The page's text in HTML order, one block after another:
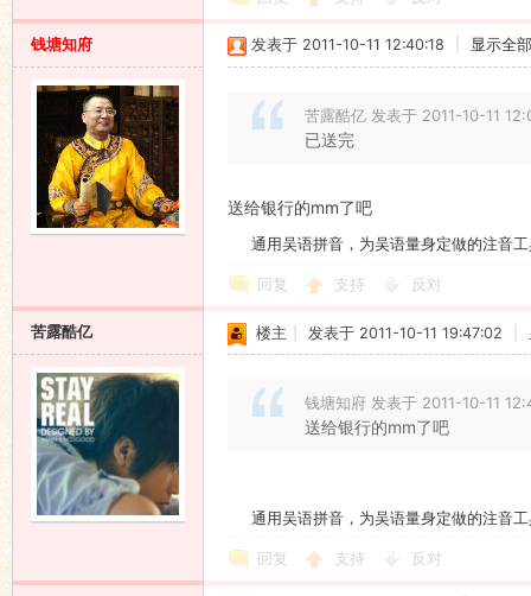
钱塘知府 发表于 2011-10-11 12:40:18 显示全
苦露酷亿 发表于 2011-10-11
已送完
送给银行的mm了吧
通用吴语拼音，为吴语量身定做的注音
回复 支持 反对
苦露酷亿 楼主 发表于 2011-10-11 19:47:02
钱塘知府 发表于 2011-10-11
送给银行的mm了吧
通用吴语拼音，为吴语量身定做的注音
回复 支持 反对